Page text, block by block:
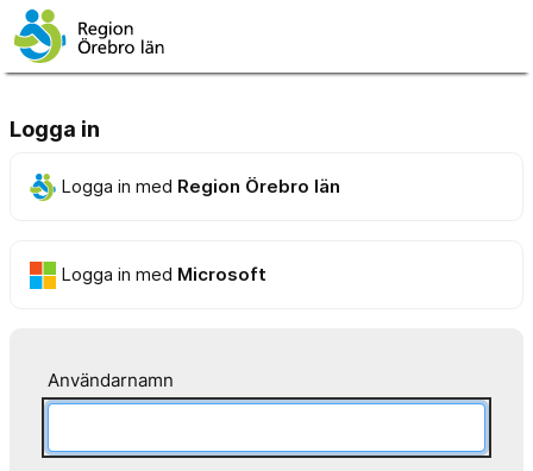
Logga in
Logga in med Region Örebro län
Logga in med Microsoft
Användarnamn